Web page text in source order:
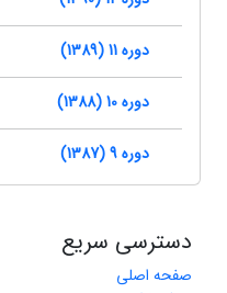
دوره 11 (1389)
دوره 10 (1388)
دوره 9 (1387)
دسترسی سریع
صفحه اصلی